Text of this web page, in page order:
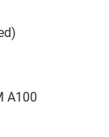
A100